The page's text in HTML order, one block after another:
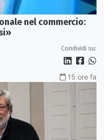
nel commercio:
Condividi su:
15 ore fa